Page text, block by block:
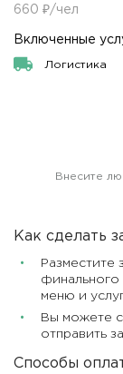
660 ₽/чел
Включенные
Логистика
Внесите
Как сделать
Разместите
финального
меню и
Вы можете
отправить
Способы